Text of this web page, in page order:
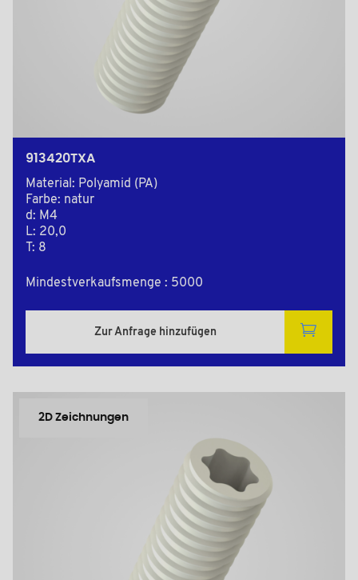
913420TXA
Material: Polyamid (PA)
Farbe: natur
d: M4
L: 20,0
T: 8
Mindestverkaufsmenge : 5000
Zur Anfrage hinzufügen
2D Zeichnungen